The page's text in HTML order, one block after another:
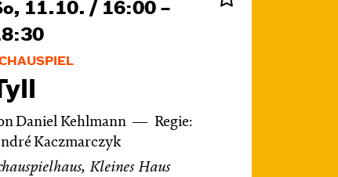
11.10. / 16:00 –
Daniel Kehlmann
Regie:
Kaczmarczyk
Kleines Haus